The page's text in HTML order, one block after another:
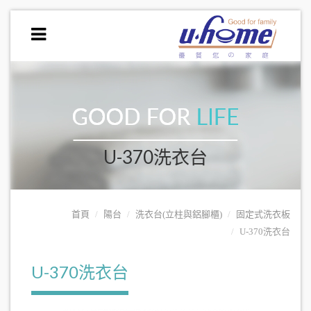
U-370洗衣台
首頁 陽台 洗衣台(立柱與鋁腳櫃)
固定式洗衣板
U-370洗衣台
U-370洗衣台